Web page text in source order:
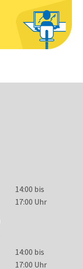
14:00 bis
17:00 Uhr
14:00 bis
17:00 Uhr